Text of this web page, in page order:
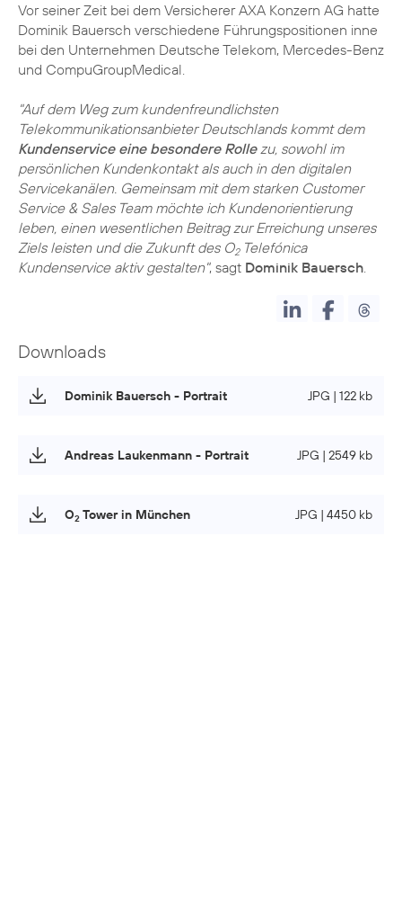
Vor seiner Zeit bei dem Versicherer AXA Konzern AG hatte
Dominik Bauersch verschiedene Führungspositionen inne
bei den Unternehmen Deutsche Telekom, Mercedes-Benz
und CompuGroupMedical.
"Auf dem Weg zum kundenfreundlichsten
Telekommunikations­anbieter Deutschlands kommt dem
Kundenservice eine besondere Rollezu, sowohl im
persönlichen Kundenkontakt als auch in den digitalen
Servicekanälen. Gemeinsam mit dem starken Customer
Service & Sales Team möchte ich Kundenorientierung
leben, einen wesentlichen Beitrag zur Erreichung unseres
Ziels leisten und die Zukunft des O2Telefónica
Kundenservice aktiv gestalten", sagt Dominik Bauersch.
Downloads
Dominik Bauersch - Portrait JPG | 122 kb
Andreas Laukenmann - Portrait JPG | 2549 kb
O2 Tower in München JPG | 4450 kb